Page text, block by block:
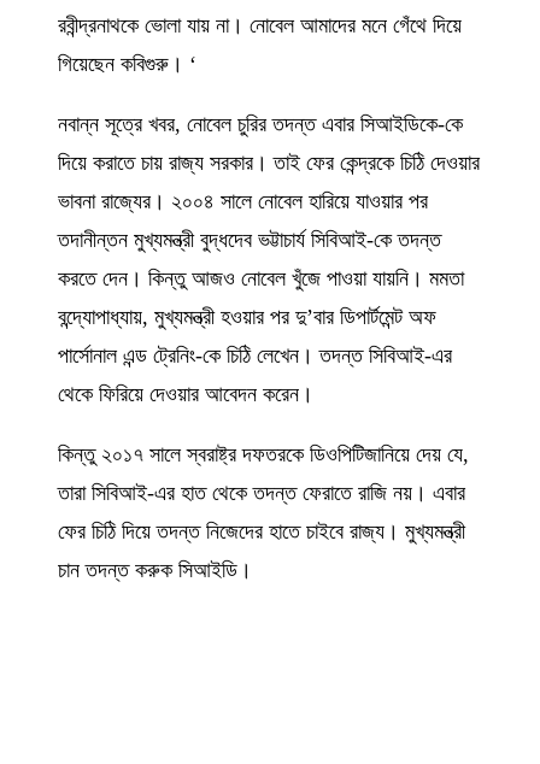
রবীন্দ্রনাথকে ভোলা যায় না। নোবেল আমাদের মনে গেঁথে দিয়ে
গিয়েছেন কবিগুরু। ‘
নবান্ন সূত্রে খবর, নোবেল চুরির তদন্ত এবার সিআইডিকে-কে
দিয়ে করাতে চায় রাজ্য সরকার। তাই ফের কেন্দ্রকে চিঠি দেওয়ার
ভাবনা রাজ্যের। ২০০৪ সালে নোবেল হারিয়ে যাওয়ার পর
তদানীন্তন মুখ্যমন্ত্রী বুদ্ধদেব ভট্টাচার্য সিবিআই-কে তদন্ত
করতে দেন। কিন্তু আজও নোবেল খুঁজে পাওয়া যায়নি। মমতা
বন্দ্যোপাধ্যায়, মুখ্যমন্ত্রী হওয়ার পর দু’বার ডিপার্টমেন্ট অফ
পার্সোনাল এন্ড ট্রেনিং-কে চিঠি লেখেন। তদন্ত সিবিআই-এর
থেকে ফিরিয়ে দেওয়ার আবেদন করেন।
কিন্তু ২০১৭ সালে স্বরাষ্ট্র দফতরকে ডিওপিটিজানিয়ে দেয় যে,
তারা সিবিআই-এর হাত থেকে তদন্ত ফেরাতে রাজি নয়। এবার
ফের চিঠি দিয়ে তদন্ত নিজেদের হাতে চাইবে রাজ্য। মুখ্যমন্ত্রী
চান তদন্ত করুক সিআইডি।